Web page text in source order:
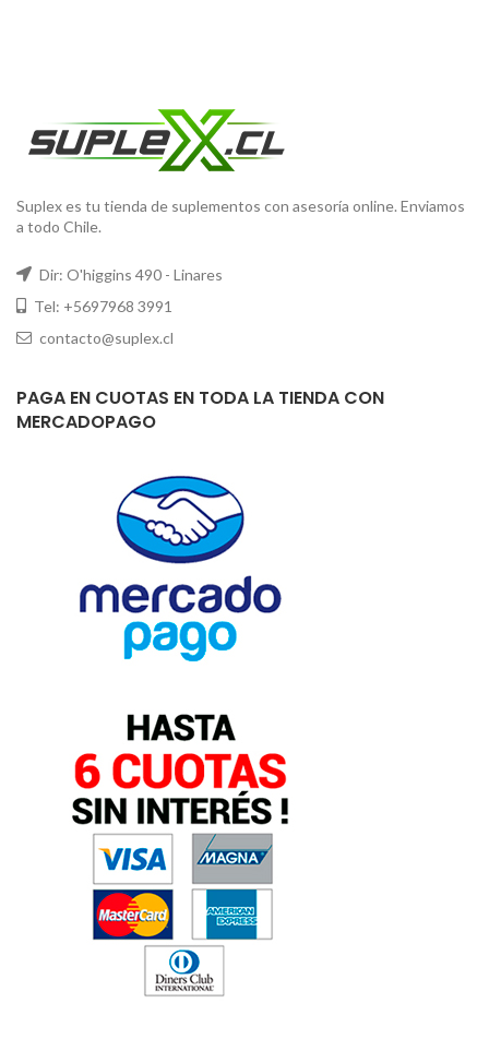
Suplex es tu tienda de suplementos con asesoría online. Enviamos
a todo Chile.
Dir: O'higgins 490 - Linares
Tel: +5697968 3991
contacto@suplex.cl
PAGA EN CUOTAS EN TODA LA TIENDA CON
MERCADOPAGO